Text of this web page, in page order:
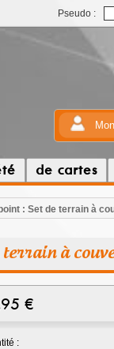
Pseudo :
de cartes
: Set de terrain à
terrain à
€
: